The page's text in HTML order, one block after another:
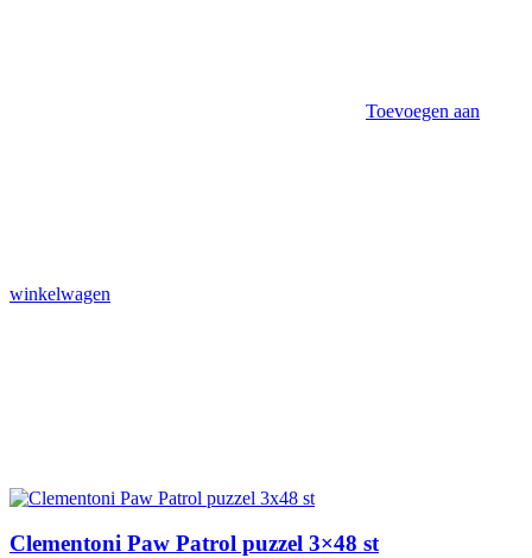
Toevoegen aan
winkelwagen
Clementoni Paw Patrol puzzel 3×48 st